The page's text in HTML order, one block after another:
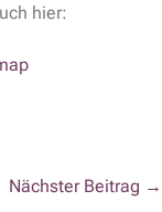
hier:
Nächster Beitrag →